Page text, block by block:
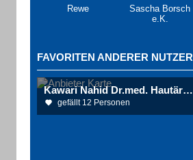
Rewe
Sascha Borsch
e.K.
FAVORITEN ANDERER NUTZER
Kawari Nahid Dr.med. Hautärztin
gefällt 12 Personen